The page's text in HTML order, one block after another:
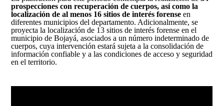
prospecciones con recuperación de cuerpos, así como la
localización de al menos 16 sitios de interés forenseen
diferentes municipios del departamento. Adicionalmente, se
proyecta la localización de 13 sitios de interés forense en el
municipio de Bojayá, asociados a un número indeterminado de
cuerpos, cuya intervención estará sujeta a la consolidación de
información confiable y a las condiciones de acceso y seguridad
en el territorio.